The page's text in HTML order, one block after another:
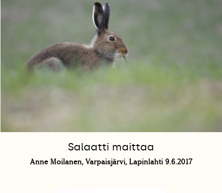
Salaatti maittaa
Anne Moilanen, Varpaisjärvi, Lapinlahti 9.6.2017